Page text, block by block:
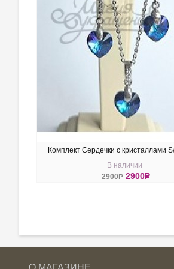
Комплект Сердечки с кристаллами
Heliotrop
В наличии
2900R 2900R